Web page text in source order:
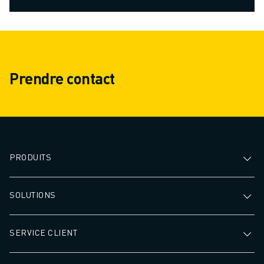
Prendre contact
PRODUITS
SOLUTIONS
SERVICE CLIENT